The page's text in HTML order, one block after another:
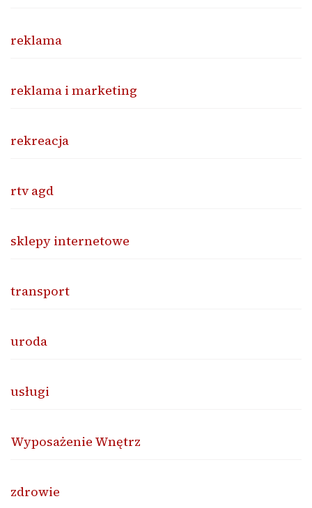
reklama
reklama i marketing
rekreacja
rtv agd
sklepy internetowe
transport
uroda
usługi
Wyposażenie Wnętrz
zdrowie